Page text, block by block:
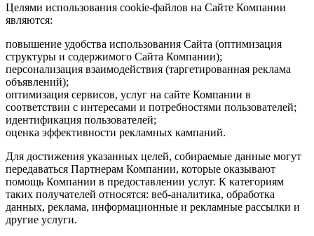
Целями использования cookie-файлов на Сайте Компании
являются:
повышение удобства использования Сайта (оптимизация
структуры и содержимого Сайта Компании);
персонализация взаимодействия (таргетированная реклама
объявлений);
оптимизация сервисов, услуг на сайте Компании в
соответствии с интересами и потребностями пользователей;
идентификация пользователей;
оценка эффективности рекламных кампаний.
Для достижения указанных целей, собираемые данные могут
передаваться Партнерам Компании, которые оказывают
помощь Компании в предоставлении услуг. К категориям
таких получателей относятся: веб-аналитика, обработка
данных, реклама, информационные и рекламные рассылки и
другие услуги.